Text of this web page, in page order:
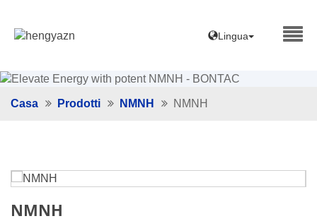
Lingua
Casa Prodotti NMNH NMNH
NMNH